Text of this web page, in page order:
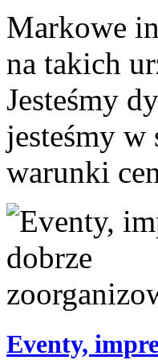
Markowe
na takich
Jesteśmy
jesteśmy w
warunki
Eventy,